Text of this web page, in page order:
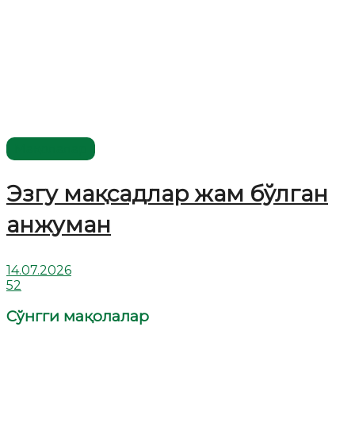
Эзгу мақсадлар жам бўлган
анжуман
14.07.2026
52
Сўнгги мақолалар